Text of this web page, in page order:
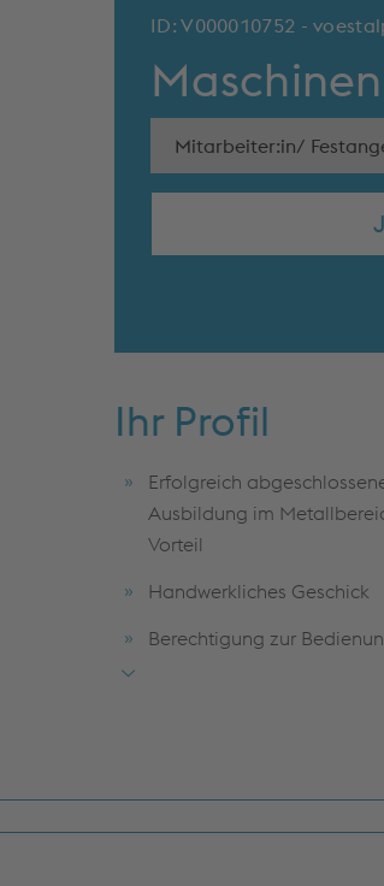
ID: V000010752 -
Mitarbeiter:in/
Ihr Profil
Erfolgreich
Ausbildung im
Vorteil
Handwerkliches Geschick
Berechtigung zur